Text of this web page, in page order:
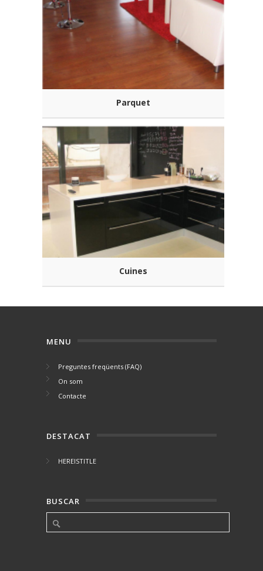
Parquet
Cuines
MENU
Preguntes freqüents (FAQ)
On som
Contacte
DESTACAT
HEREISTITLE
BUSCAR